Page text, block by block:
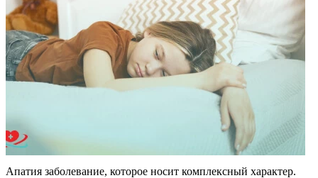
Апатия заболевание, которое носит комплексный характер.